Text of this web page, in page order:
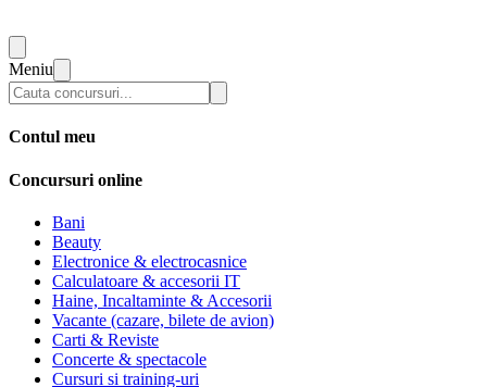
Meniu
Contul meu
Concursuri online
Bani
Beauty
Electronice & electrocasnice
Calculatoare & accesorii IT
Haine, Incaltaminte & Accesorii
Vacante (cazare, bilete de avion)
Carti & Reviste
Concerte & spectacole
Cursuri si training-uri